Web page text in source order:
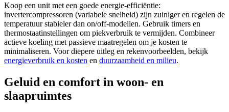
Koop een unit met een goede energie-efficiëntie:
invertercompressoren (variabele snelheid) zijn zuiniger en regelen de
temperatuur stabieler dan on/off-modellen. Gebruik timers en
thermostaatinstellingen om piekverbruik te vermijden. Combineer
actieve koeling met passieve maatregelen om je kosten te
minimaliseren. Voor diepere uitleg en rekenvoorbeelden, bekijk
energieverbruik en kosten en duurzaamheid en milieu.
Geluid en comfort in woon- en
slaapruimtes